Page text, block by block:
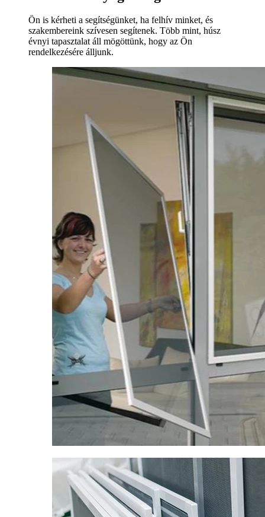
Ön is kérheti a segítségünket, ha felhív minket, és
szakembereink szívesen segítenek. Több mint, húsz
évnyi tapasztalat áll mögöttünk, hogy az Ön
rendelkezésére álljunk.